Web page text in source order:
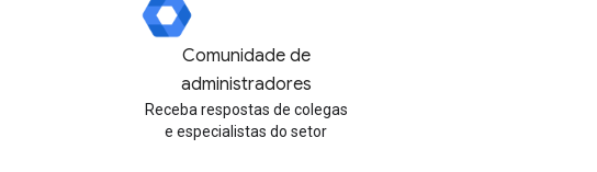
Comunidade de
administradores
Receba respostas de colegas
e especialistas do setor